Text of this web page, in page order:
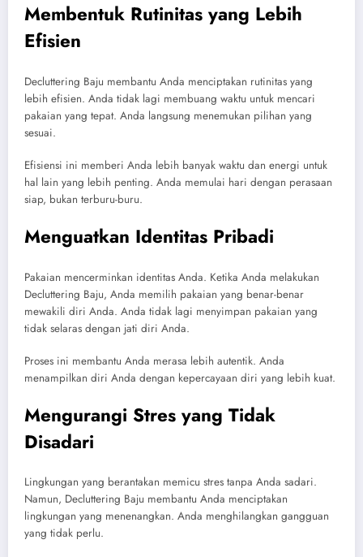
Membentuk Rutinitas yang Lebih
Efisien
Decluttering Baju membantu Anda menciptakan rutinitas yang
lebih efisien. Anda tidak lagi membuang waktu untuk mencari
pakaian yang tepat. Anda langsung menemukan pilihan yang
sesuai.
Efisiensi ini memberi Anda lebih banyak waktu dan energi untuk
hal lain yang lebih penting. Anda memulai hari dengan perasaan
siap, bukan terburu-buru.
Menguatkan Identitas Pribadi
Pakaian mencerminkan identitas Anda. Ketika Anda melakukan
Decluttering Baju, Anda memilih pakaian yang benar-benar
mewakili diri Anda. Anda tidak lagi menyimpan pakaian yang
tidak selaras dengan jati diri Anda.
Proses ini membantu Anda merasa lebih autentik. Anda
menampilkan diri Anda dengan kepercayaan diri yang lebih kuat.
Mengurangi Stres yang Tidak
Disadari
Lingkungan yang berantakan memicu stres tanpa Anda sadari.
Namun, Decluttering Baju membantu Anda menciptakan
lingkungan yang menenangkan. Anda menghilangkan gangguan
yang tidak perlu.